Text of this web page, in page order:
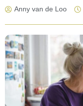
Anny van de Loo